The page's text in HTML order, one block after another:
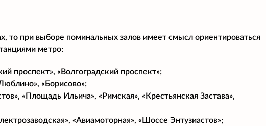
то при выборе поминальных залов имеет смысл ориентироваться
метро:
проспект», «Волгоградский проспект»;
«Борисово»;
«Площадь Ильича», «Римская», «Крестьянская Застава»,
«Авиамоторная», «Шоссе Энтузиастов»;